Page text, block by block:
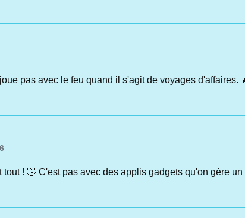
pas avec le feu quand il s'agit de voyages
! 🤣 C'est pas avec des applis gadgets qu'on gère